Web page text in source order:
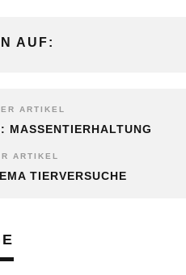
AUF:
ARTIKEL
MASSENTIERHALTUNG
ARTIKEL
TIERVERSUCHE